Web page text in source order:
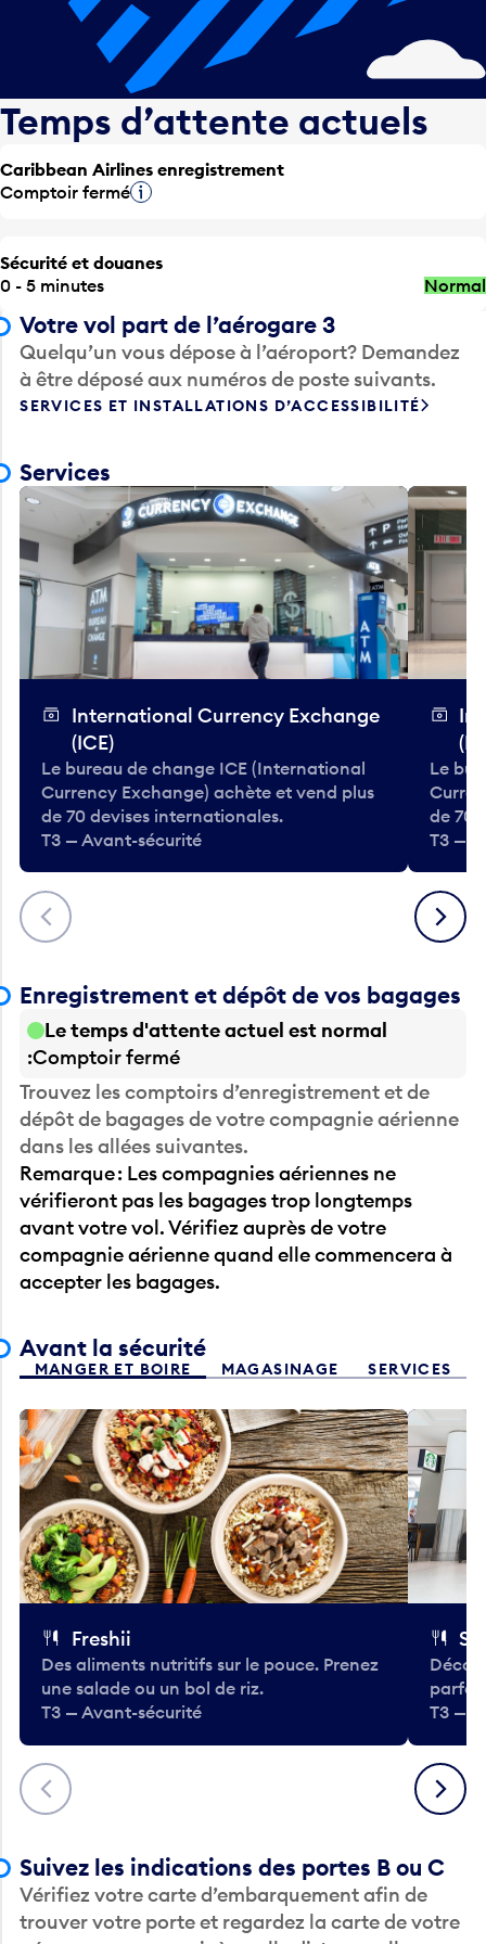
Temps d’attente actuels
Caribbean Airlines enregistrement
Comptoir ferméInfobulle
Sécurité et douanes
0 - 5 minutes
Normal
Votre vol part de l’aérogare 3
Quelqu’un vous dépose à l’aéroport? Demandez
à être déposé aux numéros de poste suivants.
SERVICES ET INSTALLATIONS D’ACCESSIBILITÉ
Services
Précédent
International Currency Exchange
(ICE)
Le bureau de change ICE (International
Currency Exchange) achète et vend plus
de 70 devises internationales.
T3 — Avant-sécurité
Le
de 70
T3 —
Suivant
Enregistrement et dépôt de vos bagages
Le temps d'attente actuel est normal
Comptoir fermé
Trouvez les comptoirs d’enregistrement et de
dépôt de bagages de votre compagnie aérienne
dans les allées suivantes.
Remarque : Les compagnies aériennes ne
vérifieront pas les bagages trop longtemps
avant votre vol. Vérifiez auprès de votre
compagnie aérienne quand elle commencera à
accepter les bagages.
Avant la sécurité
MANGER ET BOIRE MAGASINAGE SERVICES
Précédent
Freshii
Des aliments nutritifs sur le pouce. Prenez
une salade ou un bol de riz.
T3 — Avant-sécurité
T3 —
Suivant
Suivez les indications des portes B ou C
Vérifiez votre carte d’embarquement afin de
trouver votre porte et regardez la carte de votre